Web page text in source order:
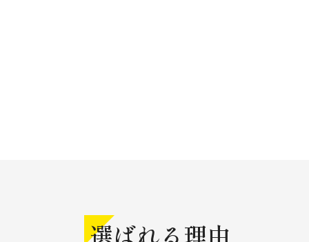
選ばれる理由